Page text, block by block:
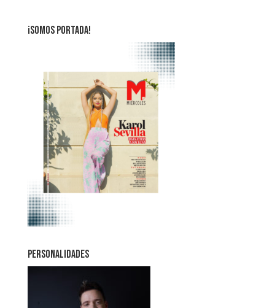
¡SOMOS PORTADA!
PERSONALIDADES